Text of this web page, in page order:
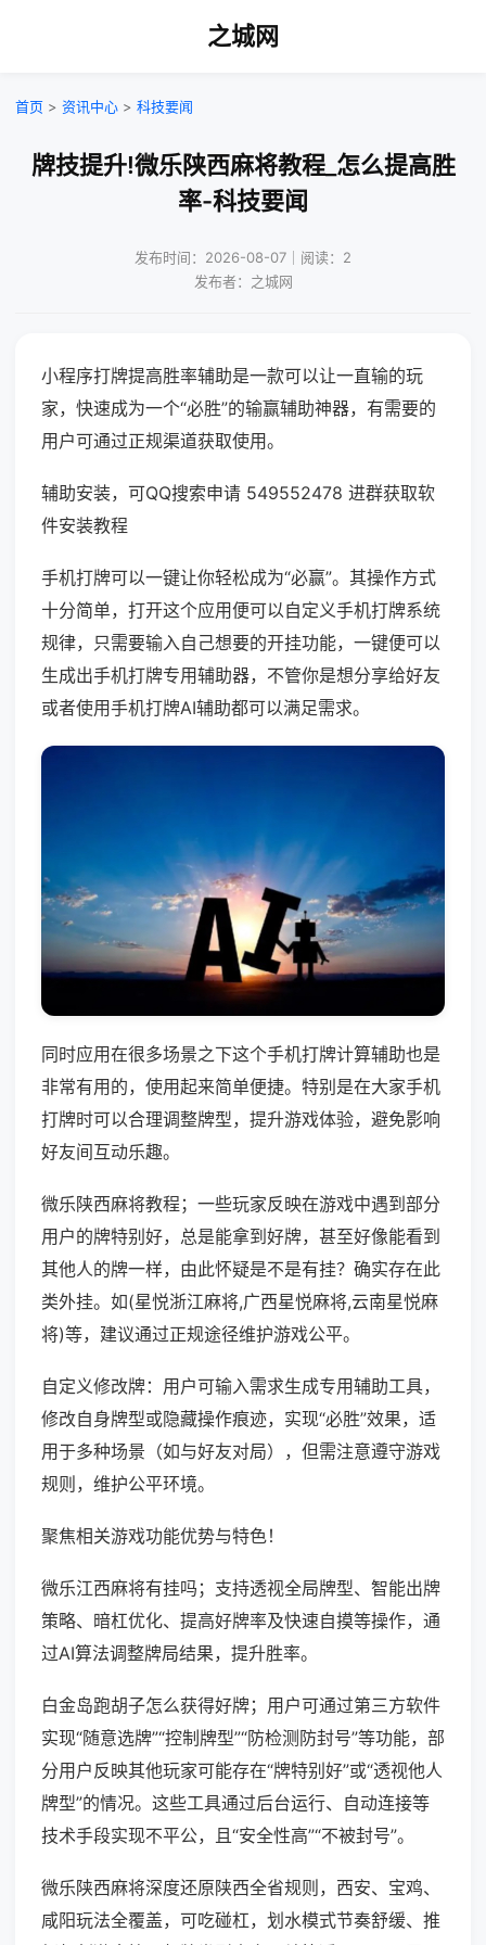
之城网
首页 > 资讯中心 > 科技要闻
牌技提升!微乐陕西麻将教程_怎么提高胜
率-科技要闻
发布时间：2026-08-07｜阅读：2
发布者：之城网
小程序打牌提高胜率辅助是一款可以让一直输的玩
家，快速成为一个“必胜”的输赢辅助神器，有需要的
用户可通过正规渠道获取使用。
辅助安装，可QQ搜索申请 549552478 进群获取软
件安装教程
手机打牌可以一键让你轻松成为“必赢”。其操作方式
十分简单，打开这个应用便可以自定义手机打牌系统
规律，只需要输入自己想要的开挂功能，一键便可以
生成出手机打牌专用辅助器，不管你是想分享给好友
或者使用手机打牌AI辅助都可以满足需求。
同时应用在很多场景之下这个手机打牌计算辅助也是
非常有用的，使用起来简单便捷。特别是在大家手机
打牌时可以合理调整牌型，提升游戏体验，避免影响
好友间互动乐趣。
微乐陕西麻将教程；一些玩家反映在游戏中遇到部分
用户的牌特别好，总是能拿到好牌，甚至好像能看到
其他人的牌一样，由此怀疑是不是有挂？确实存在此
类外挂。如(星悦浙江麻将,广西星悦麻将,云南星悦麻
将)等，建议通过正规途径维护游戏公平。
自定义修改牌：用户可输入需求生成专用辅助工具，
修改自身牌型或隐藏操作痕迹，实现“必胜”效果，适
用于多种场景（如与好友对局），但需注意遵守游戏
规则，维护公平环境。
聚焦相关游戏功能优势与特色！
微乐江西麻将有挂吗；支持透视全局牌型、智能出牌
策略、暗杠优化、提高好牌率及快速自摸等操作，通
过AI算法调整牌局结果，提升胜率。
白金岛跑胡子怎么获得好牌；用户可通过第三方软件
实现“随意选牌”“控制牌型”“防检测防封号”等功能，部
分用户反映其他玩家可能存在“牌特别好”或“透视他人
牌型”的情况。这些工具通过后台运行、自动连接等
技术手段实现不平公，且“安全性高”“不被封号”。
微乐陕西麻将深度还原陕西全省规则，西安、宝鸡、
咸阳玩法全覆盖，可吃碰杠，划水模式节奏舒缓、推